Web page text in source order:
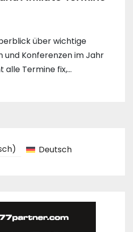
über wichtige
und Konferenzen im Jahr
alle Termine fix,…
) Deutsch